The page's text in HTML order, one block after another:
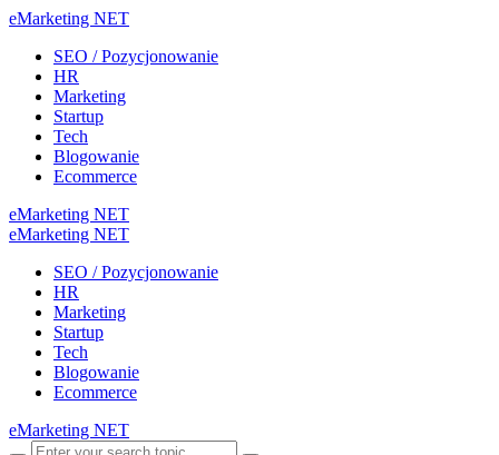
eMarketing NET
SEO / Pozycjonowanie
HR
Marketing
Startup
Tech
Blogowanie
Ecommerce
eMarketing NET
eMarketing NET
SEO / Pozycjonowanie
HR
Marketing
Startup
Tech
Blogowanie
Ecommerce
eMarketing NET